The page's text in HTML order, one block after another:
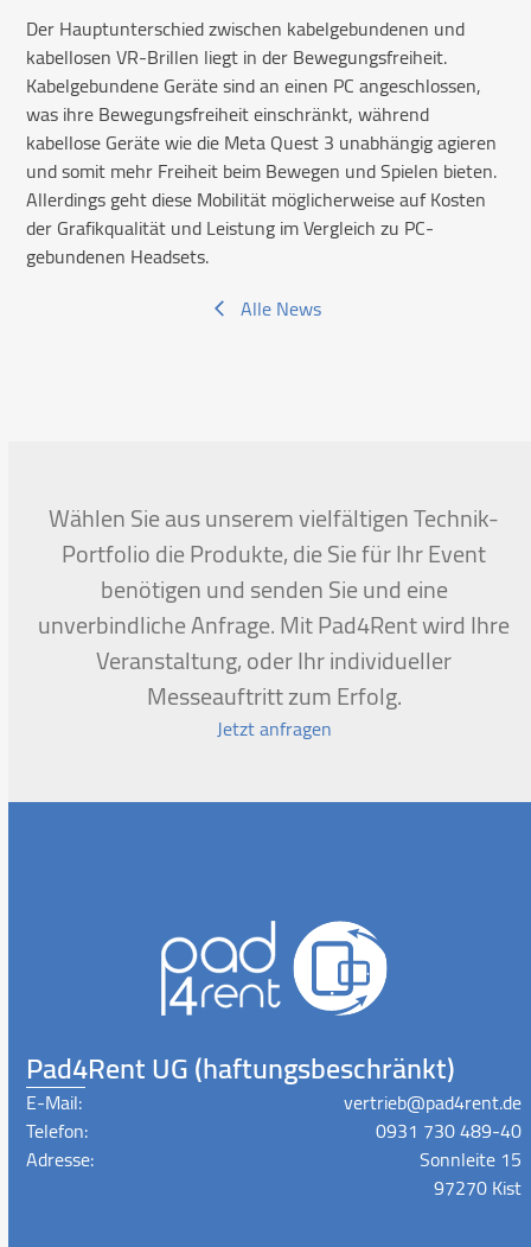
Der Hauptunterschied zwischen kabelgebundenen und
kabellosen VR-Brillen liegt in der Bewegungsfreiheit.
Kabelgebundene Geräte sind an einen PC angeschlossen,
was ihre Bewegungsfreiheit einschränkt, während
kabellose Geräte wie die Meta Quest 3 unabhängig agieren
und somit mehr Freiheit beim Bewegen und Spielen bieten.
Allerdings geht diese Mobilität möglicherweise auf Kosten
der Grafikqualität und Leistung im Vergleich zu PC-
gebundenen Headsets.
Alle News
Wählen Sie aus unserem vielfältigen Technik-
Portfolio die Produkte, die Sie für Ihr Event
benötigen und senden Sie und eine
unverbindliche Anfrage. Mit Pad4Rent wird Ihre
Veranstaltung, oder Ihr individueller
Messeauftritt zum Erfolg.
Jetzt anfragen
Pad4Rent UG (haftungsbeschränkt)
E-Mail:
vertrieb@pad4rent.de
Telefon:
0931 730 489-40
Adresse:
Sonnleite 15
97270 Kist